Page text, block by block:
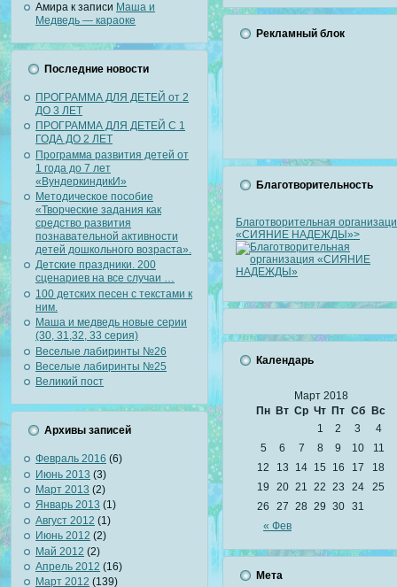
Амира к записи Маша и
Медведь — караоке
Последние новости
ПРОГРАММА ДЛЯ ДЕТЕЙ от 2
ДО 3 ЛЕТ
ПРОГРАММА ДЛЯ ДЕТЕЙ С 1
ГОДА ДО 2 ЛЕТ
Программа развития детей от
1 года до 7 лет
«ВундеркиндикИ»
Методическое пособие
«Творческие задания как
средство развития
познавательной активности
детей дошкольного возраста».
Детские праздники. 200
сценариев на все случаи …
100 детских песен с текстами к
ним.
Маша и медведь новые серии
(30, 31,32, 33 серия)
Веселые лабиринты №26
Веселые лабиринты №25
Великий пост
Архивы записей
Февраль 2016 (6)
Июнь 2013 (3)
Март 2013 (2)
Январь 2013 (1)
Август 2012 (1)
Июнь 2012 (2)
Май 2012 (2)
Апрель 2012 (16)
Март 2012 (139)
Рекламный блок
Благотворительность
Благотворительная
«СИЯНИЕ НАДЕЖДЫ»>
Календарь
Март 2018
Пн Вт Ср Чт Пт Сб Вс
« Фев
1 2 3
4
5
6 7 8 9 10
11
12
13 14 15 16 17
18
19
20 21 22 23 24
25
26
27 28 29 30 31
Мета